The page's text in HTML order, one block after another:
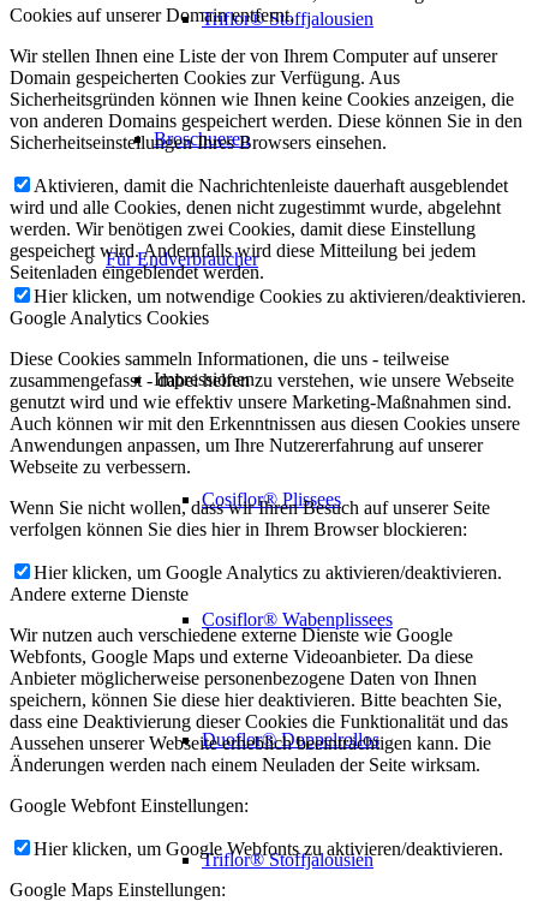
Triflor® Stoffjalousien
Broschueren
Für Endverbraucher
Impressionen
Cosiflor® Plissees
Cosiflor® Wabenplissees
Duoflor® Doppelrollos
Triflor® Stoffjalousien
Cookies auf unserer Domain entfernt.
Wir stellen Ihnen eine Liste der von Ihrem Computer auf unserer
Domain gespeicherten Cookies zur Verfügung. Aus
Sicherheitsgründen können wie Ihnen keine Cookies anzeigen, die
von anderen Domains gespeichert werden. Diese können Sie in den
Sicherheitseinstellungen Ihres Browsers einsehen.
Aktivieren, damit die Nachrichtenleiste dauerhaft ausgeblendet
wird und alle Cookies, denen nicht zugestimmt wurde, abgelehnt
werden. Wir benötigen zwei Cookies, damit diese Einstellung
gespeichert wird. Andernfalls wird diese Mitteilung bei jedem
Seitenladen eingeblendet werden.
Hier klicken, um notwendige Cookies zu aktivieren/deaktivieren.
Google Analytics Cookies
Diese Cookies sammeln Informationen, die uns - teilweise
zusammengefasst - dabei helfen zu verstehen, wie unsere Webseite
genutzt wird und wie effektiv unsere Marketing-Maßnahmen sind.
Auch können wir mit den Erkenntnissen aus diesen Cookies unsere
Anwendungen anpassen, um Ihre Nutzererfahrung auf unserer
Webseite zu verbessern.
Wenn Sie nicht wollen, dass wir Ihren Besuch auf unserer Seite
verfolgen können Sie dies hier in Ihrem Browser blockieren:
Hier klicken, um Google Analytics zu aktivieren/deaktivieren.
Andere externe Dienste
Wir nutzen auch verschiedene externe Dienste wie Google
Webfonts, Google Maps und externe Videoanbieter. Da diese
Anbieter möglicherweise personenbezogene Daten von Ihnen
speichern, können Sie diese hier deaktivieren. Bitte beachten Sie,
dass eine Deaktivierung dieser Cookies die Funktionalität und das
Aussehen unserer Webseite erheblich beeinträchtigen kann. Die
Änderungen werden nach einem Neuladen der Seite wirksam.
Google Webfont Einstellungen:
Hier klicken, um Google Webfonts zu aktivieren/deaktivieren.
Google Maps Einstellungen: